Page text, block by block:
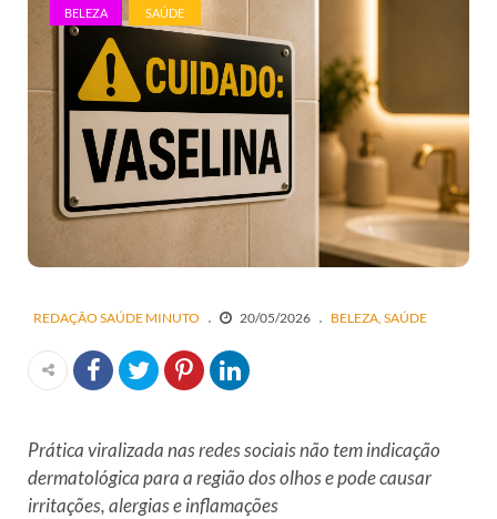
BELEZA SAÚDE
REDAÇÃO SAÚDE MINUTO 20/05/2026 BELEZA SAÚDE
Prática viralizada nas redes sociais não tem indicação
dermatológica para a região dos olhos e pode causar
irritações, alergias e inflamações